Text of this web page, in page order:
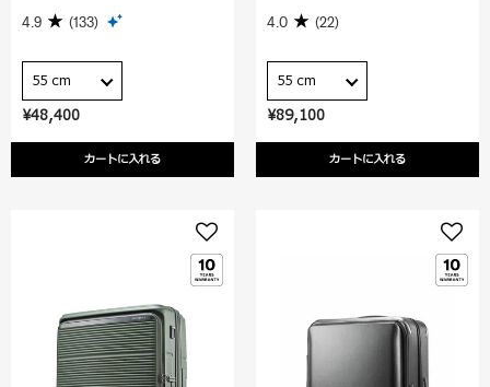
¥48,400
カートに入れる
4.9 (133)
55 cm
¥89,100
カートに入れる
4.0 (22)
55 cm